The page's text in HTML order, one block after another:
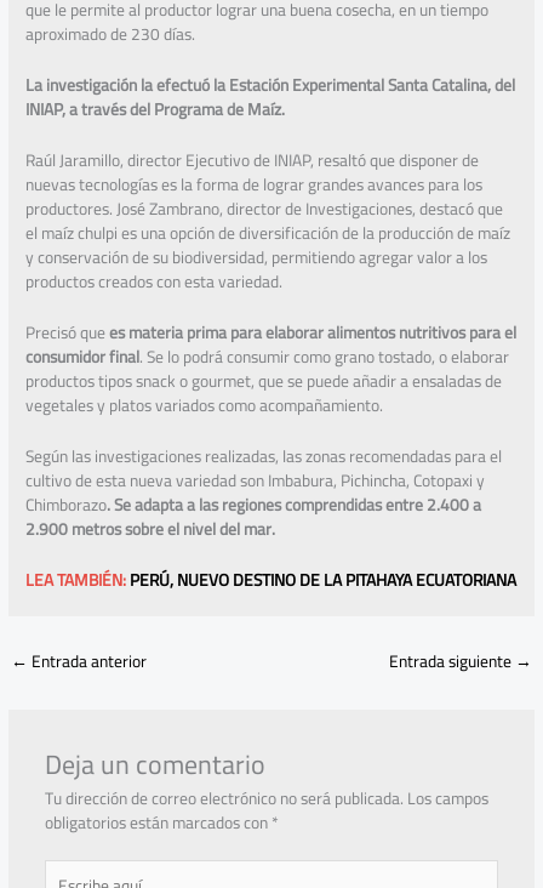
que le permite al productor lograr una buena cosecha, en un tiempo
aproximado de 230 días.
La investigación la efectuóla Estación Experimental Santa Catalina, del
INIAP, a través del Programa de Maíz.
Raúl Jaramillo, director Ejecutivo de INIAP, resaltó que disponer de
nuevas tecnologías es la forma de lograr grandes avances para los
productores. José Zambrano, director de Investigaciones, destacó que
el maíz chulpi es una opción de diversificación de la producción de maíz
y conservación de su biodiversidad, permitiendo agregar valor a los
productos creados con esta variedad.
Precisó quees materia prima para elaborar alimentos nutritivos para el
consumidor final. Se lo podrá consumir como grano tostado, o elaborar
productos tipos snack o gourmet, que se puede añadir a ensaladas de
vegetales y platos variados como acompañamiento.
Según las investigaciones realizadas, las zonas recomendadas para el
cultivo de esta nueva variedad son Imbabura, Pichincha, Cotopaxi y
Chimborazo. Se adapta a las regiones comprendidas entre 2.400 a
2.900 metros sobre el nivel del mar.
LEA TAMBIÉN:PERÚ, NUEVO DESTINO DE LA PITAHAYA ECUATORIANA
← Entrada anterior Entrada siguiente→
Deja un comentario
Tu dirección de correo electrónico no será publicada.Los campos
obligatorios están marcados con*
Escribe